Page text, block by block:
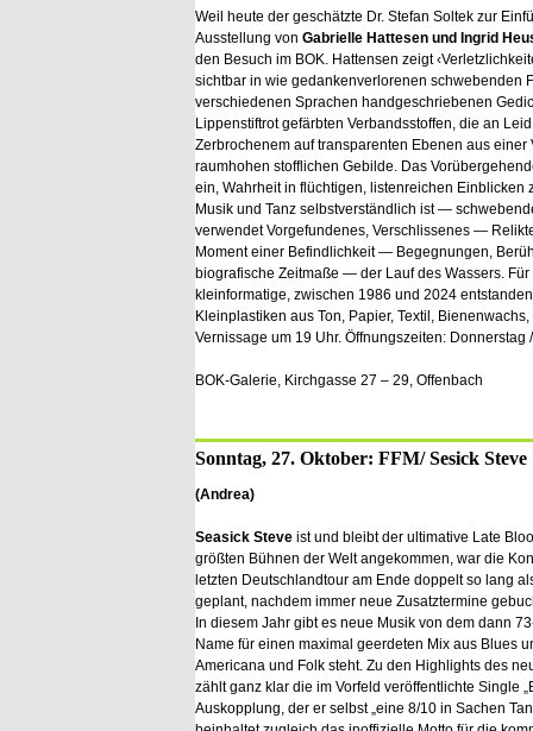
Weil heute der geschätzte Dr. Stefan Soltek zur
Ausstellung von Gabrielle Hattesen und Ingrid
den Besuch im BOK. Hattensen zeigt
sichtbar in wie gedankenverlorenen schwebenden
verschiedenen Sprachen handgeschriebenen
Lippenstiftrot gefärbten Verbandsstoffen, die an
Zerbrochenem auf transparenten Ebenen aus
raumhohen stofflichen Gebilde. Das
ein, Wahrheit in flüchtigen, listenreichen
Musik und Tanz selbstverständlich ist —
verwendet Vorgefundenes, Verschlissenes —
Moment einer Befindlichkeit — Begegnungen,
biografische Zeitmaße — der Lauf des Wassers.
kleinformatige, zwischen 1986 und 2024
Kleinplastiken aus Ton, Papier, Textil,
Vernissage um 19 Uhr. Öffnungszeiten:
BOK-Galerie, Kirchgasse 27 – 29, Offenbach
Sonntag, 27. Oktober: FFM/ Sesick Steve
(Andrea)
Seasick Steve ist und bleibt der ultimative Late
größten Bühnen der Welt angekommen, war die
letzten Deutschlandtour am Ende doppelt so lang
geplant, nachdem immer neue Zusatztermine
In diesem Jahr gibt es neue Musik von dem dann
Name für einen maximal geerdeten Mix aus Blues
Americana und Folk steht. Zu den Highlights des
zählt ganz klar die im Vorfeld veröffentlichte Single
Auskopplung, der er selbst „eine 8/10 in Sachen